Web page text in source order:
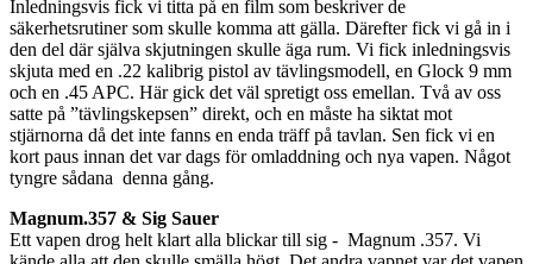
Inledningsvis fick vi titta på en film som beskriver de
säkerhetsrutiner som skulle komma att gälla. Därefter fick vi gå in i
den del där själva skjutningen skulle äga rum. Vi fick inledningsvis
skjuta med en .22 kalibrig pistol av tävlingsmodell, en Glock 9 mm
och en .45 APC. Här gick det väl spretigt oss emellan. Två av oss
satte på ”tävlingskepsen” direkt, och en måste ha siktat mot
stjärnorna då det inte fanns en enda träff på tavlan. Sen fick vi en
kort paus innan det var dags för omladdning och nya vapen. Något
tyngre sådana denna gång.
Magnum.357 & Sig Sauer
Ett vapen drog helt klart alla blickar till sig - Magnum .357. Vi